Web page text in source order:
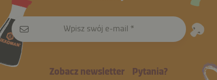
Wpisz swój e-mail
Zobacz newsletter Pytania?